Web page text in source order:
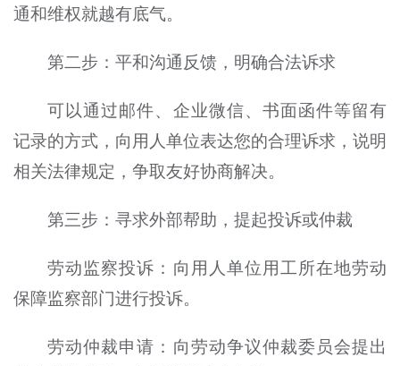
通和维权就越有底气。
第二步：平和沟通反馈，明确合法诉求
可以通过邮件、企业微信、书面函件等留有
记录的方式，向用人单位表达您的合理诉求，说明
相关法律规定，争取友好协商解决。
第三步：寻求外部帮助，提起投诉或仲裁
劳动监察投诉：向用人单位用工所在地劳动
保障监察部门进行投诉。
劳动仲裁申请：向劳动争议仲裁委员会提出